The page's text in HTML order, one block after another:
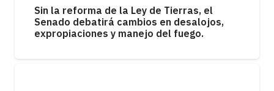
Sin la reforma de la Ley de Tierras, el
Senado debatirá cambios en desalojos,
expropiaciones y manejo del fuego.